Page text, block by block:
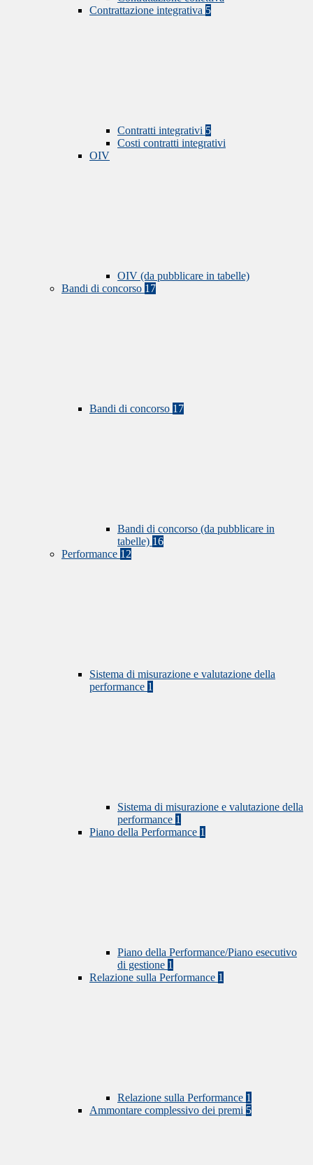
Contrattazione integrativa 5
Contratti integrativi 5
Costi contratti integrativi
OIV
OIV (da pubblicare in tabelle)
Bandi di concorso 17
Bandi di concorso 17
Bandi di concorso (da pubblicare in
tabelle) 16
Performance 12
Sistema di misurazione e valutazione della
performance 1
Sistema di misurazione e valutazione della
performance 1
Piano della Performance 1
Piano della Performance/Piano esecutivo
di gestione 1
Relazione sulla Performance 1
Relazione sulla Performance 1
Ammontare complessivo dei premi 5